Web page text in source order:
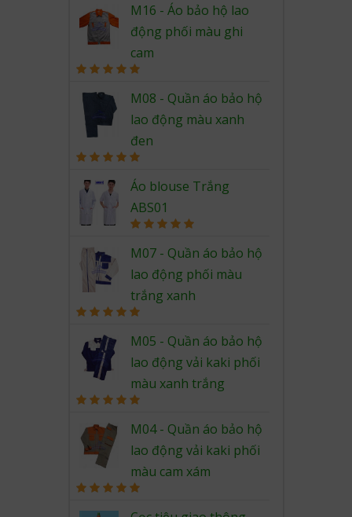
out of 5
M16 - Áo bảo hộ lao
động phối màu ghi
cam
out of 5
M08 - Quần áo bảo hộ
lao động màu xanh
đen
out of 5
Áo blouse Trắng
ABS01
out of 5
M07 - Quần áo bảo hộ
lao động phối màu
trắng xanh
out of 5
M05 - Quần áo bảo hộ
lao động vải kaki phối
màu xanh trắng
out of 5
M04 - Quần áo bảo hộ
lao động vải kaki phối
màu cam xám